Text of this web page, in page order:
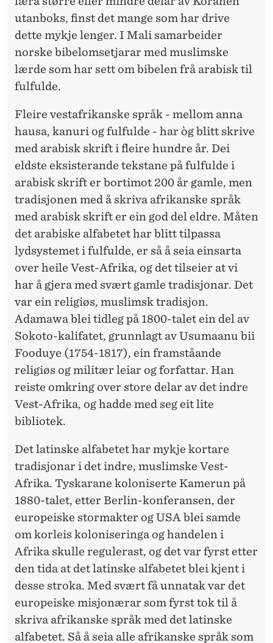
utanboks, finst det mange som har drive
dette mykje lenger. I Mali samarbeider
norske bibelomsetjarar med muslimske
lærde som har sett om bibelen frå arabisk til
fulfulde.
Fleire vestafrikanske språk - mellom anna
hausa, kanuri og fulfulde - har òg blitt skrive
med arabisk skrift i fleire hundre år. Dei
eldste eksisterande tekstane på fulfulde i
arabisk skrift er bortimot 200 år gamle, men
tradisjonen med å skriva afrikanske språk
med arabisk skrift er ein god del eldre. Måten
det arabiske alfabetet har blitt tilpassa
lydsystemet i fulfulde, er så å seia einsarta
over heile Vest-Afrika, og det tilseier at vi
har å gjera med svært gamle tradisjonar. Det
var ein religiøs, muslimsk tradisjon.
Adamawa blei tidleg på 1800-talet ein del av
Sokoto-kalifatet, grunnlagt av Usumaanu bii
Fooduye (1754-1817), ein framståande
religiøs og militær leiar og forfattar. Han
reiste omkring over store delar av det indre
Vest-Afrika, og hadde med seg eit lite
bibliotek.
Det latinske alfabetet har mykje kortare
tradisjonar i det indre, muslimske Vest-
Afrika. Tyskarane koloniserte Kamerun på
1880-talet, etter Berlin-konferansen, der
europeiske stormakter og USA blei samde
om korleis koloniseringa og handelen i
Afrika skulle regulerast, og det var fyrst etter
den tida at det latinske alfabetet blei kjent i
desse stroka. Med svært få unnatak var det
europeiske misjonærar som fyrst tok til å
skriva afrikanske språk med det latinske
alfabetet. Så å seia alle afrikanske språk som